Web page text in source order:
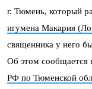
г. Тюмень, который
игумена Макария
священника у него
Об этом сообщается
РФ по Тюменской